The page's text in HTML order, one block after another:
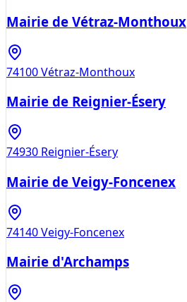
Mairie de Vétraz-Monthoux
74100Vétraz-Monthoux
Mairie de Reignier-Ésery
74930 Reignier-Ésery
Mairie de Veigy-Foncenex
74140Veigy-Foncenex
Mairie d'Archamps